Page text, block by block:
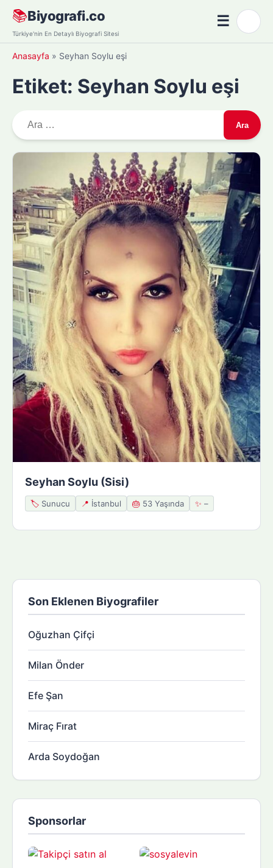
Skip
content
📚Biyografi.co
Türkiye'nin En Detaylı Biyografi Sitesi
☰Menü
Anasayfa » Seyhan Soylu eşi
Etiket: Seyhan Soylu eşi
r
:
Seyhan Soylu (Sisi)
🏷️ Sunucu 📍 İstanbul 🎂 53 Yaşında ✨ –
Son Eklenen Biyografiler
Oğuzhan Çifçi
Milan Önder
Efe Şan
Miraç Fırat
Arda Soydoğan
Sponsorlar